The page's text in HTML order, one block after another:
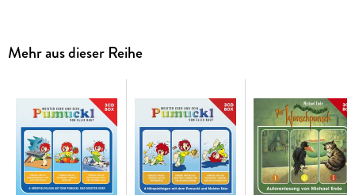
von Asterix ist Obelix. Seines Zeichens Lieferant für
Hinkelsteine, großer Liebhaber von Wildschweinen und
wilden Raufereien, ist er stets bereit, alles stehen und liegen
zu lassen, um mit Asterix durch Dick und Dünn zu gehen.
Spannende Geschichten aus einer Zeit, in der fast! ganz
Gallien von den Römern besetzt war. Enthaltene Folgen: CD1:
Asterix und der Kupferkessel CD2: Asterix in Spanien CD3:
Streit um Asterix
Mehr aus dieser Reihe